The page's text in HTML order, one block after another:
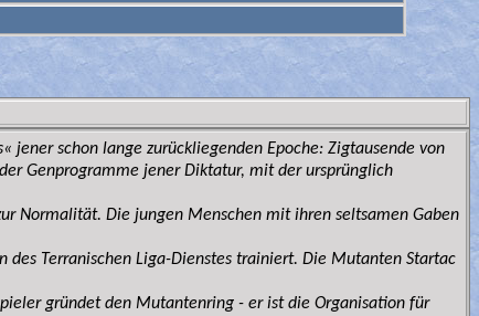
schon lange zurückliegenden Epoche: Zigtausende von
Genprogramme jener Diktatur, mit der ursprünglich
Normalität. Die jungen Menschen mit ihren seltsamen Gaben
Terranischen Liga-Dienstes trainiert. Die Mutanten Startac
gründet den Mutantenring - er ist die Organisation für